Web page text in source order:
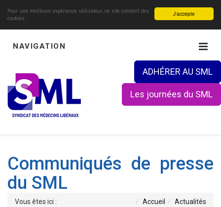
J'accepte
Pour une meilleure expérience utilisateur, ce site contient des
cookies.
NAVIGATION
ADHÉRER AU SML
Les journées du SML
Communiqués de presse
du SML
Vous êtes ici : Accueil
Actualités